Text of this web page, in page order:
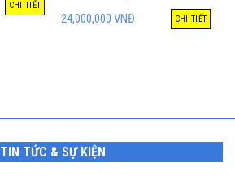
CHI TIẾT
24,000,000 VNĐ CHI TIẾT
TIN TỨC & SỰ KIỆN